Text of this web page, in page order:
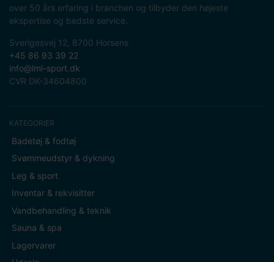
over 50 års erfaring i branchen og tilbyder den højeste
ekspertise og bedste service.
Sverigesvej 12, 8700 Horsens
+45 86 93 39 22
info@lml-sport.dk
CVR DK-34604800
KATEGORIER
Badetøj & fodtøj
Svømmeudstyr & dykning
Leg & sport
Inventar & rekvisitter
Vandbehandling & teknik
Sauna & spa
Lagervarer